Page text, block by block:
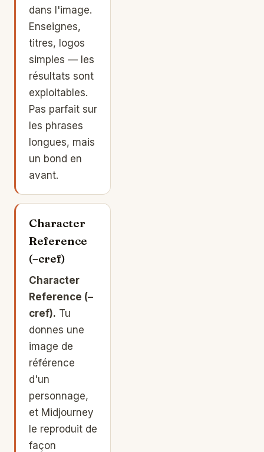
dans l'image.
Enseignes,
titres, logos
simples — les
résultats sont
exploitables.
Pas parfait sur
les phrases
longues, mais
un bond en
avant.
Character
Reference
(–cref)
Character
Reference (–
cref). Tu
donnes une
image de
référence
d'un
personnage,
et Midjourney
le reproduit de
façon